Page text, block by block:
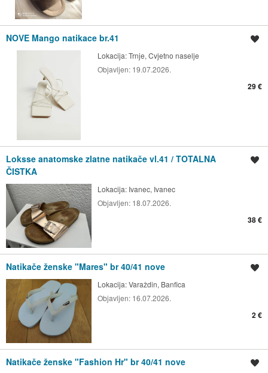
NOVE Mango natikace br.41
Lokacija:Trnje, Cvjetno naselje
Objavljen: 19.07.2026.
29 €
Loksse anatomske zlatne natikače vl.41 / TOTALNA
ČISTKA
Lokacija: Ivanec, Ivanec
Objavljen: 18.07.2026.
38 €
Natikače ženske "Mares" br 40/41 nove
Lokacija:Varaždin, Banfica
Objavljen: 16.07.2026.
2 €
Natikače ženske "Fashion Hr" br 40/41 nove